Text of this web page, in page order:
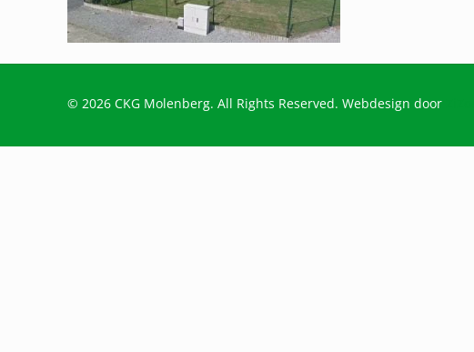
© 2026 CKG Molenberg. All Rights Reserved. Webdesign door